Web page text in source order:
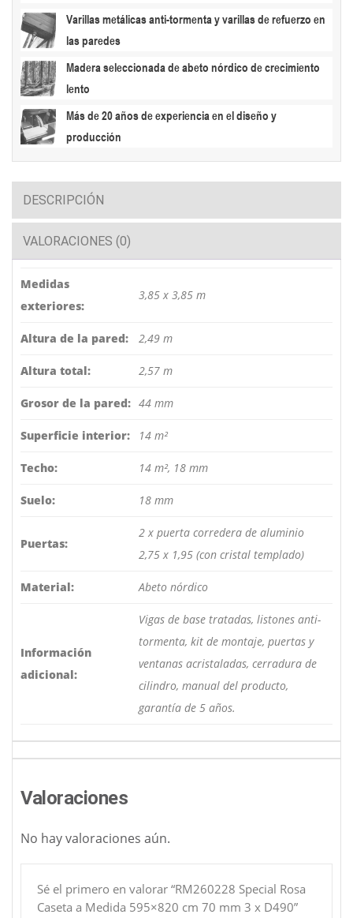
Varillas metálicas anti-tormenta y varillas de refuerzo en
las paredes
Madera seleccionada de abeto nórdico de crecimiento
lento
Más de 20 años de experiencia en el diseño y
producción
DESCRIPCIÓN
VALORACIONES (0)
Medidas
exteriores:
3,85 x 3,85 m
Altura de la pared: 2,49 m
Altura total: 2,57 m
Grosor de la pared: 44 mm
Superficie interior: 14 m²
Techo: 14 m², 18 mm
Suelo: 18 mm
Puertas:
2 x puerta corredera de aluminio
2,75 x 1,95 (con cristal templado)
Material: Abeto nórdico
Información
adicional:
Vigas de base tratadas, listones anti-
tormenta, kit de montaje, puertas y
ventanas acristaladas, cerradura de
cilindro, manual del producto,
garantía de 5 años.
Valoraciones
No hay valoraciones aún.
Sé el primero en valorar “RM260228 Special Rosa
Caseta a Medida 595×820 cm 70 mm 3 x D490”